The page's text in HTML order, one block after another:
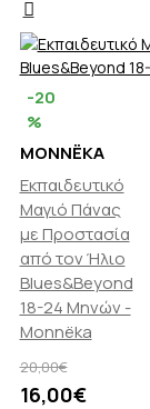
-20
%
MONNËKA
Εκπαιδευτικό
Μαγιό Πάνας
με Προστασία
από τον Ήλιο
Blues&Beyond
18-24 Μηνών -
Monnëka
20,00€
16,00€